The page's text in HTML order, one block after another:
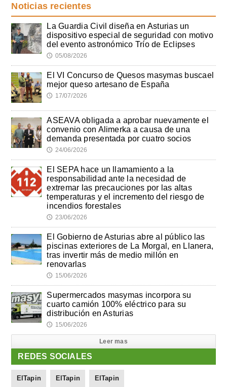
Noticias recientes
La Guardia Civil diseña en Asturias un
dispositivo especial de seguridad con motivo
del evento astronómico Trío de Eclipses
🕔 05/08/2026
El VI Concurso de Quesos masymas buscael
mejor queso artesano de España
🕔 17/07/2026
ASEAVA obligada a aprobar nuevamente el
convenio con Alimerka a causa de una
demanda presentada por cuatro socios
🕔 24/06/2026
El SEPA hace un llamamiento a la
responsabilidad ante la necesidad de
extremar las precauciones por las altas
temperaturas y el incremento del riesgo de
incendios forestales
🕔 23/06/2026
El Gobierno de Asturias abre al público las
piscinas exteriores de La Morgal, en Llanera,
tras invertir más de medio millón en
renovarlas
🕔 15/06/2026
Supermercados masymas incorpora su
cuarto camión 100% eléctrico para su
distribución en Asturias
🕔 15/06/2026
Leer mas
REDES SOCIALES
ElTapin ElTapin ElTapin